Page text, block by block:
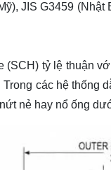
JIS G3459 (Nhật
(SCH) tỷ lệ thuận
các hệ thống
nẻ hay nổ ống